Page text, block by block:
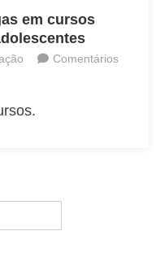
em cursos
Comentários
por: